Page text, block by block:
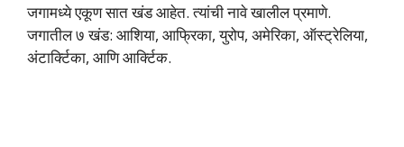
जगामध्ये एकूण सात खंड आहेत. त्यांची नावे खालील प्रमाणे.
जगातील ७ खंड: आशिया, आफ्रिका, युरोप, अमेरिका, ऑस्ट्रेलिया,
अंटार्क्टिका, आणि आर्क्टिक.